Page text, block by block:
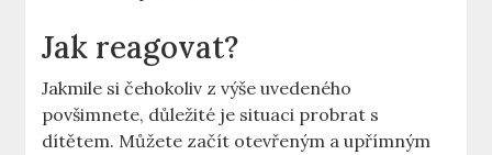
Jak reagovat?
Jakmile si ‌čehokoliv z ‍výše ‌uvedeného
povšimnete, důležité je situaci probrat s
dítětem. Můžete začít ‌otevřeným a upřímným